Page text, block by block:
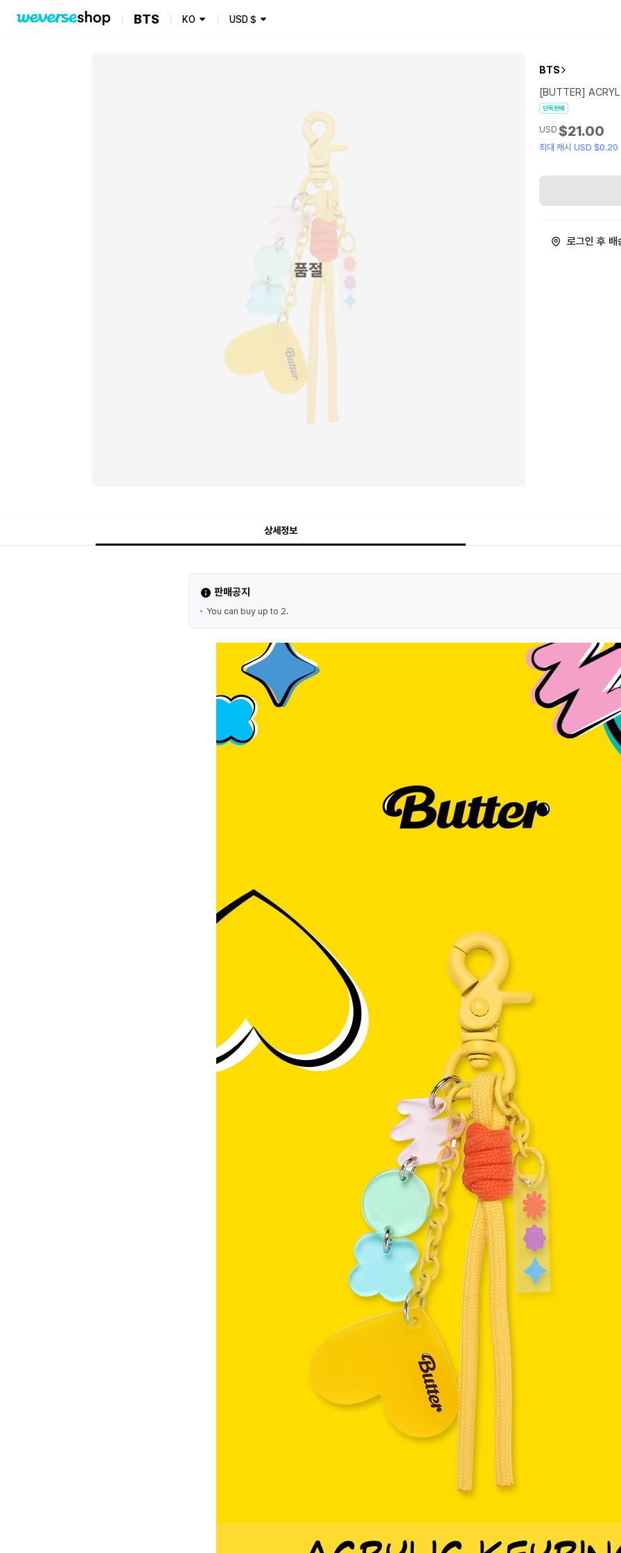
BTS KO USD$
품절
BTS
[BUTTER]
단독판매
USD $21.00
최대 캐시 USD $0.20
로그인 후 배
상세정보
판매공지
You can buy up to 2.